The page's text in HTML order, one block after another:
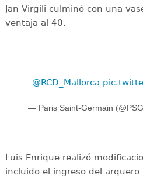
Jan Virgili culminó con una
ventaja al 40.
@RCD_Mallorca
— Paris Saint-Germain
Luis Enrique realizó
incluido el ingreso del arquero